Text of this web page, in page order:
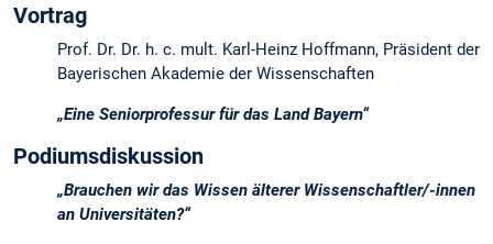
Vortrag
Prof. Dr. Dr. h. c. mult. Karl-Heinz Hoffmann, Präsident der
Bayerischen Akademie der Wissenschaften
„Eine Seniorprofessur für das Land Bayern“
Podiumsdiskussion
„Brauchen wir das Wissen älterer Wissenschaftler/-innen
an Universitäten?“